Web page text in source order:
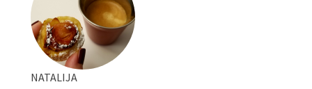
NATALIJA